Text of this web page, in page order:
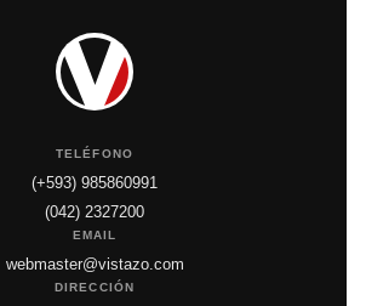
TELÉFONO
(+593) 985860991
(042) 2327200
EMAIL
webmaster@vistazo.com
DIRECCIÓN